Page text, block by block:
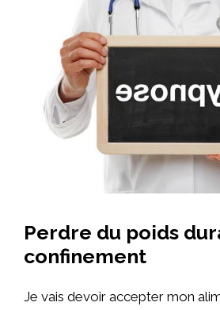
Perdre du poids
confinement
Je vais devoir accepter mon